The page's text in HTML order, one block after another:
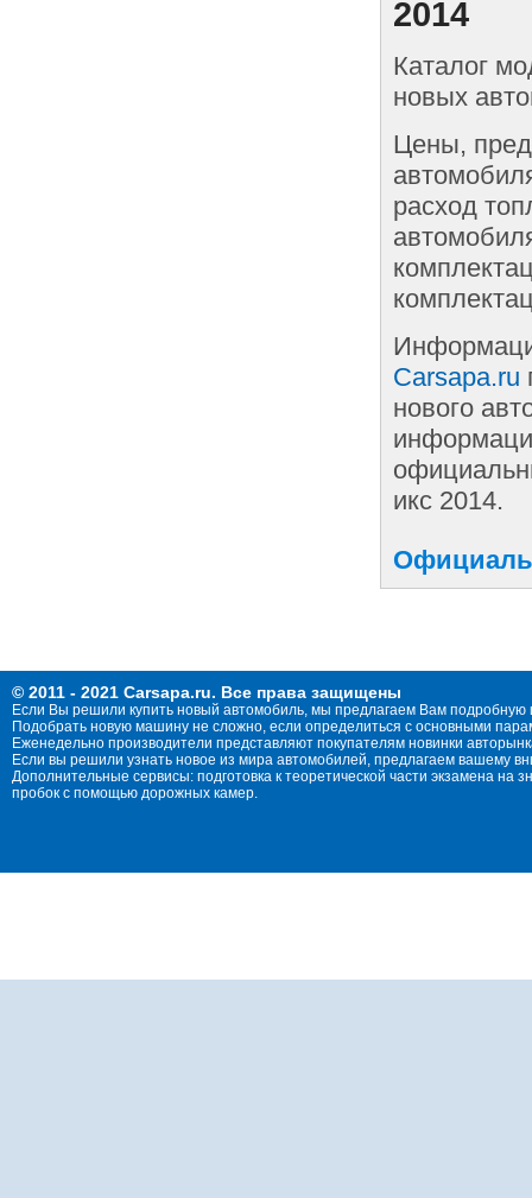
2014
Каталог
новых
Цены,
расход
Carsapa.ru
нового
икс 2014.
© 2011 - 2021 Carsapa.ru. Все права защищены
Если Вы решили купить новый автомобиль, мы предлагаем Вам
Подобрать новую машину не сложно, если определиться с основными
Еженедельно производители представляют покупателям новинки
Если вы решили узнать новое из мира автомобилей, предлагаем вашему
Дополнительные сервисы: подготовка к теоретической части экзамена
пробок с помощью дорожных камер.